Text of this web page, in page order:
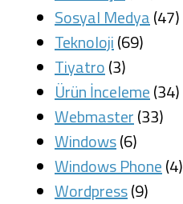
Sosyal Medya(47)
Teknoloji(69)
Tiyatro(3)
Ürün İnceleme(34)
Webmaster(33)
Windows(6)
Windows Phone(4)
Wordpress(9)